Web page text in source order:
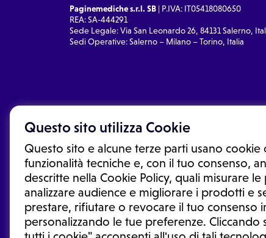
Questo sito utilizza Cookie
Questo sito e alcune terze parti usano
funzionalità tecniche e, con il tuo consenso,
descritte nella Cookie Policy, quali misurare
analizzare audience e migliorare i prodotti e
prestare, rifiutare o revocare il tuo consenso
personalizzando le tue preferenze. Cliccando
Paginemediche s.r.l. SB | P.IVA: IT05418080650
REA: SA-444291
Sede Legale: Via San Leonardo 26, 84131 Salerno,
Sedi Operative: Salerno – Milano – Torino, Italia
Le informazioni proposte in questo sito non sono un
sostituiscono un consulto, una visita o una diagnosi
informazioni disponibili come suggerimenti per la